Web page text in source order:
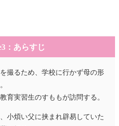
：あらすじ
撮るため、学校に行かず母の形
育実習生のすももが訪問する。
小煩い父に挟まれ辟易していた